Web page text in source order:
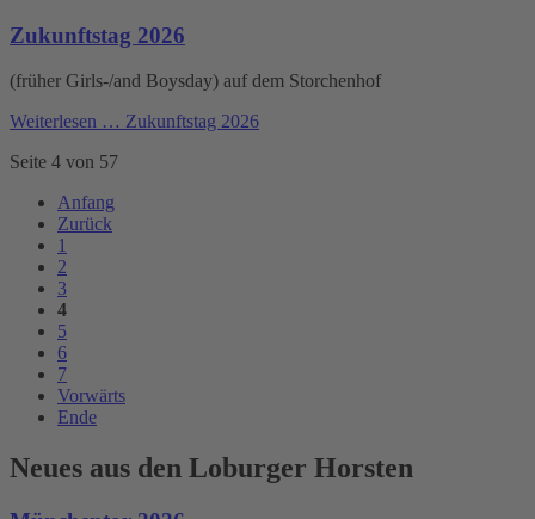
Zukunftstag 2026
(früher Girls-/and Boysday) auf dem Storchenhof
Weiterlesen … Zukunftstag 2026
Seite 4 von 57
Anfang
Zurück
1
2
3
4
5
6
7
Vorwärts
Ende
Neues aus den Loburger Horsten